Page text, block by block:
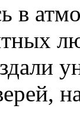
в